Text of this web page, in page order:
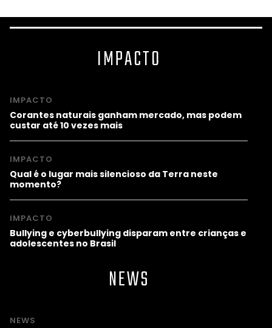
IMPACTO
IMPACTO
Corantes naturais ganham mercado, mas podem
custar até 10 vezes mais
IMPACTO
Qual é o lugar mais silencioso da Terra neste
momento?
IMPACTO
Bullying e cyberbullying disparam entre crianças e
adolescentes no Brasil
NEWS
NEWS